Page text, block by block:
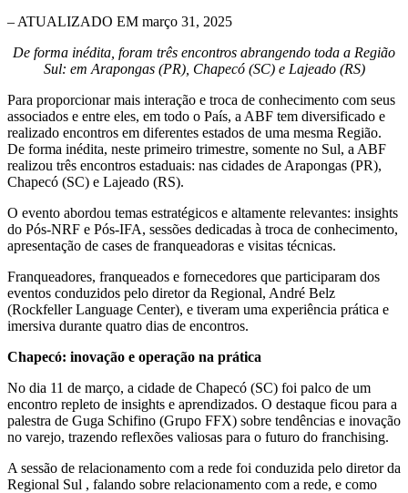
– ATUALIZADO EM março 31, 2025
De forma inédita, foram três encontros abrangendo toda a Região
Sul: em Arapongas (PR), Chapecó (SC) e Lajeado (RS)
Para proporcionar mais interação e troca de conhecimento com seus
associados e entre eles, em todo o País, a ABF tem diversificado e
realizado encontros em diferentes estados de uma mesma Região.
De forma inédita, neste primeiro trimestre, somente no Sul, a ABF
realizou três encontros estaduais: nas cidades de Arapongas (PR),
Chapecó (SC) e Lajeado (RS).
O evento abordou temas estratégicos e altamente relevantes: insights
do Pós-NRF e Pós-IFA, sessões dedicadas à troca de conhecimento,
apresentação de cases de franqueadoras e visitas técnicas.
Franqueadores, franqueados e fornecedores que participaram dos
eventos conduzidos pelo diretor da Regional, André Belz
(Rockfeller Language Center), e tiveram uma experiência prática e
imersiva durante quatro dias de encontros.
Chapecó: inovação e operação na prática
No dia 11 de março, a cidade de Chapecó (SC) foi palco de um
encontro repleto de insights e aprendizados. O destaque ficou para a
palestra de Guga Schifino (Grupo FFX) sobre tendências e inovação
no varejo, trazendo reflexões valiosas para o futuro do franchising.
A sessão de relacionamento com a rede foi conduzida pelo diretor da
Regional Sul , falando sobre relacionamento com a rede, e como